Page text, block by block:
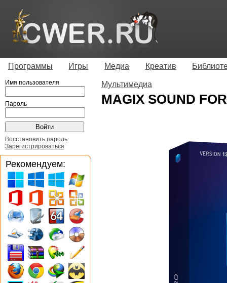
Программы Игры Медиа Креатив
Мультимедиа
MAGIX SOUND
Имя пользователя
Пароль
Восстановить пароль
Зарегистрироваться
Рекомендуем: